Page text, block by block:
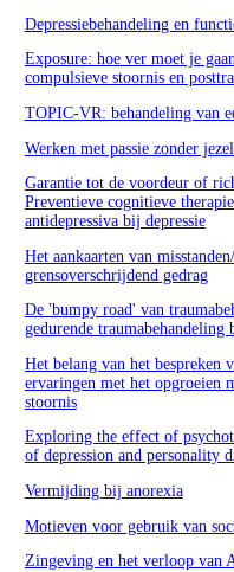
Depressiebehandeling en
Exposure: hoe ver moet je
compulsieve stoornis en
TOPIC-VR: behandeling van
Werken met passie zonder
Garantie tot de voordeur of
Preventieve cognitieve
antidepressiva bij depressie
Het aankaarten van
grensoverschrijdend gedrag
De 'bumpy road' van
gedurende traumabehandeling
Het belang van het bespreken
ervaringen met het opgroeien
stoornis
Exploring the effect of
of depression and personality
Vermijding bij anorexia
Motieven voor gebruik van
Zingeving en het verloop van